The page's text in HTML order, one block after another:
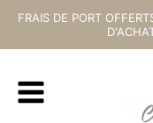
FRAIS DE PORT